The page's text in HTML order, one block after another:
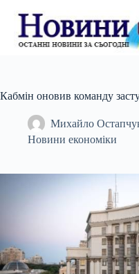
вмісту
Кабмін оновив команду
Михайло
Новини економіки